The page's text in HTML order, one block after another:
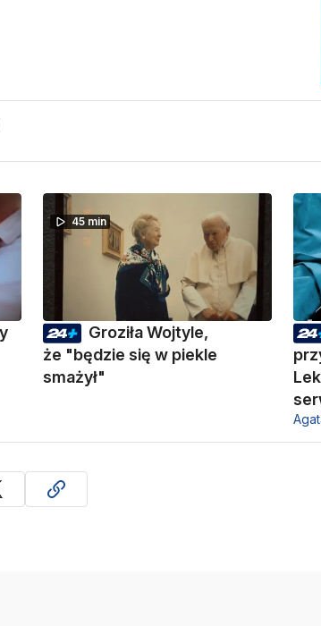
45 min
Groziła Wojtyle,
że "będzie się w piekle
smażył"